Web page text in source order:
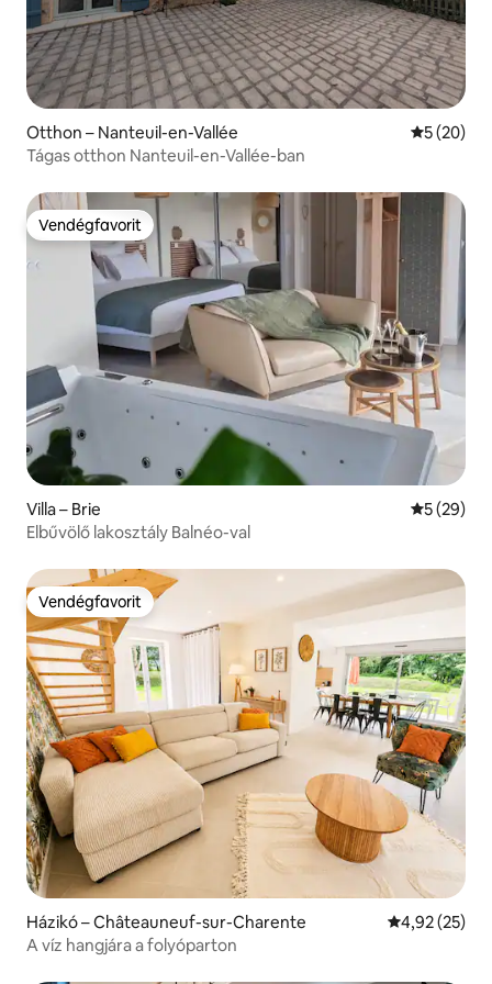
Otthon – Nanteuil-en-Vallée Átlagos
5 (20)
Tágas otthon Nanteuil-en-Vallée-ban
Vendégfavorit
Vendégfavorit
Villa – Brie Átlagos
5 (29)
Elbűvölő lakosztály Balnéo-val
Vendégfavorit
Vendégfavorit
Házikó – Châteauneuf-sur-Charente Átlagos
4,92 (25)
A víz hangjára a folyóparton